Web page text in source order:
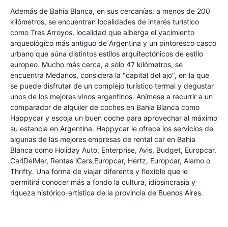
Además de Bahía Blanca, en sus cercanías, a menos de 200
kilómetros, se encuentran localidades de interés turístico
como Tres Arroyos, localidad que alberga el yacimiento
arqueológico más antiguo de Argentina y un pintoresco casco
urbano que aúna distintos estilos arquitectónicos de estilo
europeo. Mucho más cerca, a sólo 47 kilómetros, se
encuentra Medanos, considera la "capital del ajo", en la que
se puede disfrutar de un complejo turístico termal y degustar
unos de los mejores vinos argentinos. Anímese a recurrir a un
comparador de alquiler de coches en Bahia Blanca como
Happycar y escoja un buen coche para aprovechar al máximo
su estancia en Argentina. Happycar le ofrece los servicios de
algunas de las mejores empresas de rental car en Bahia
Blanca como Holiday Auto, Enterprise, Avis, Budget, Europcar,
CarlDelMar, Rentas lCars,Europcar, Hertz, Europcar, Alamo o
Thrifty. Una forma de viajar diferente y flexible que le
permitirá conocer más a fondo la cultura, idiosincrasia y
riqueza histórico-artística de la provincia de Buenos Aires.